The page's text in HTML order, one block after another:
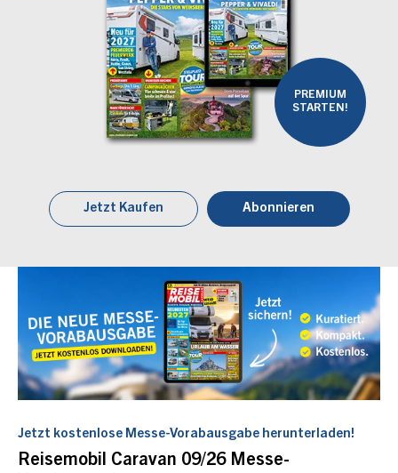
PREMIUM
STARTEN!
Jetzt Kaufen Abonnieren
Jetzt kostenlose Messe-Vorabausgabe herunterladen!
Reisemobil Caravan 09/26 Messe-